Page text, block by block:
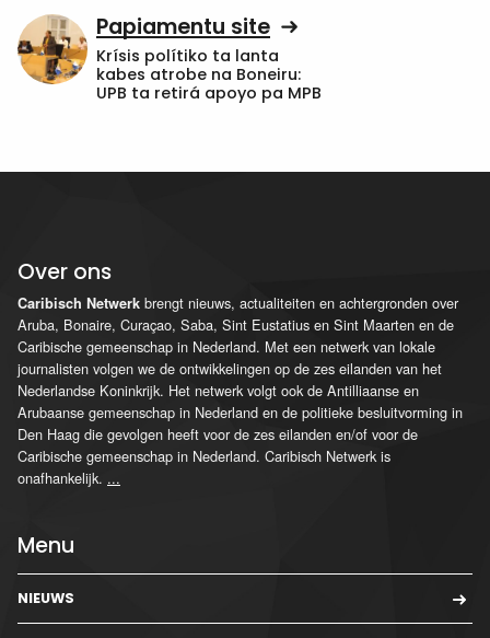
Papiamentu site
Krísis polítiko ta lanta
kabes atrobe na Boneiru:
UPB ta retirá apoyo pa MPB
Over ons
Caribisch Netwerk brengt nieuws, actualiteiten en achtergronden over
Aruba, Bonaire, Curaçao, Saba, Sint Eustatius en Sint Maarten en de
Caribische gemeenschap in Nederland. Met een netwerk van lokale
journalisten volgen we de ontwikkelingen op de zes eilanden van het
Nederlandse Koninkrijk. Het netwerk volgt ook de Antilliaanse en
Arubaanse gemeenschap in Nederland en de politieke besluitvorming in
Den Haag die gevolgen heeft voor de zes eilanden en/of voor de
Caribische gemeenschap in Nederland. Caribisch Netwerk is
onafhankelijk. ...
Menu
NIEUWS